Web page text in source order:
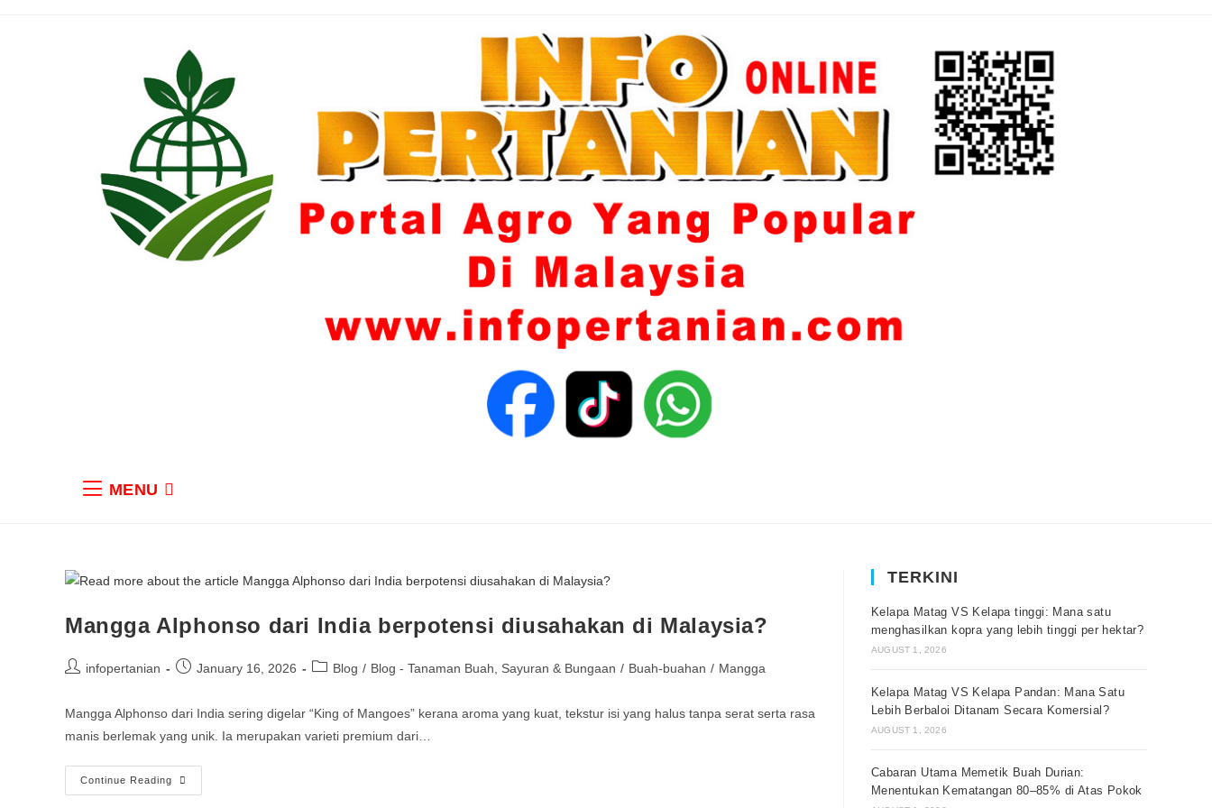
MENU
Mangga Alphonso dari India berpotensi diusahakan di Malaysia?
infopertanian January 16, 2026 Blog / Blog - Tanaman Buah, Sayuran & Bungaan / Buah-buahan / Mangga
Mangga Alphonso dari India sering digelar “King of Mangoes” kerana aroma yang kuat, tekstur isi yang halus tanpa serat serta rasa
manis berlemak yang unik. Ia merupakan varieti premium dari…
Continue Reading
TERKINI
Kelapa Matag VS Kelapa tinggi: Mana satu
menghasilkan kopra yang lebih tinggi per hektar?
AUGUST 1, 2026
Kelapa Matag VS Kelapa Pandan: Mana Satu
Lebih Berbaloi Ditanam Secara Komersial?
AUGUST 1, 2026
Cabaran Utama Memetik Buah Durian:
Menentukan Kematangan 80–85% di Atas Pokok